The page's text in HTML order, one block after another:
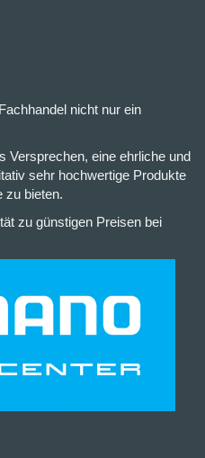
nicht nur ein
Versprechen, eine ehrliche und
sehr hochwertige Produkte
zu bieten.
zu günstigen Preisen bei